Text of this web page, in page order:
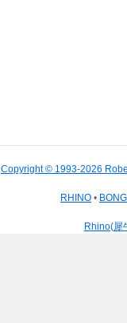
Copyright © 1993-2026
RHINO •
Rhino(犀